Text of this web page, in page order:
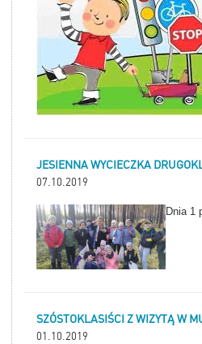
JESIENNA WYCIECZKA
07.10.2019
Dnia 1
SZÓSTOKLASIŚCI Z WIZYTĄ W
01.10.2019